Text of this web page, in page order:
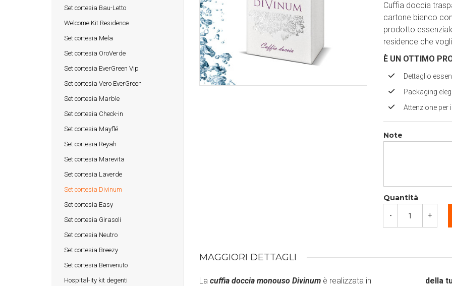
Set cortesia Bau-Letto
Welcome Kit Residence
Set cortesia Mela
Set cortesia OroVerde
Set cortesia EverGreen Vip
Set cortesia Vero EverGreen
Set cortesia Marble
Set cortesia Check-in
Set cortesia Mayflé
Set cortesia Reyah
Set cortesia Marevita
Set cortesia Laverde
Set cortesia Divinum
Set cortesia Easy
Set cortesia Girasoli
Set cortesia Neutro
Set cortesia Breezy
Set cortesia Benvenuto
Hospital-ity kit degenti
Cuffia doccia
cartone bianco
prodotto
residence che
È UN OTTIMO
Dettaglio
Packaging
Attenzione per
Note
Quantità
- +
MAGGIORI DETTAGLI
La cuffia doccia monouso Divinum è realizzata in
della